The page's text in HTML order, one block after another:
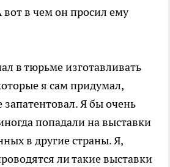
вот в чем он просил ему
в тюрьме изготавливать
я сам придумал,
запатентовал. Я бы очень
попадали на выставки
в другие страны. Я,
ли такие выставки